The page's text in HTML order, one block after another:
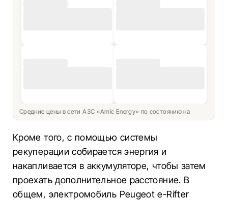
Средние цены в сети АЗС «Amic Energy» по состоянию на
Кроме того, с помощью системы
рекуперации собирается энергия и
накапливается в аккумуляторе, чтобы затем
проехать дополнительное расстояние. В
общем, электромобиль Peugeot e-Rifter